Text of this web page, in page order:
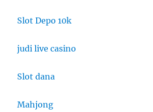
Slot Depo 10k
judi live casino
Slot dana
Mahjong